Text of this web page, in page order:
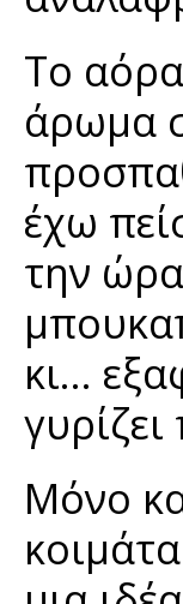
Το
άρωμα
έχω
την
κι...
Μόνο